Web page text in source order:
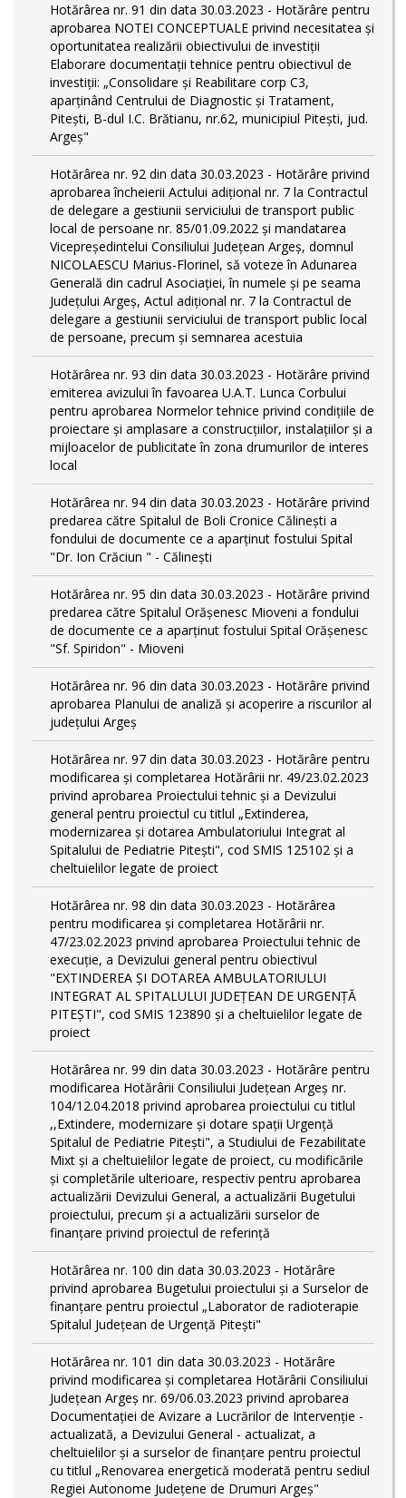
Hotărârea nr. 91 din data 30.03.2023 - Hotărâre pentru
aprobarea NOTEI CONCEPTUALE privind necesitatea și
oportunitatea realizării obiectivului de investiții
Elaborare documentații tehnice pentru obiectivul de
investiţii: „Consolidare și Reabilitare corp C3,
aparținând Centrului de Diagnostic și Tratament,
Pitești, B-dul I.C. Brătianu, nr.62, municipiul Pitești, jud.
Argeș"
Hotărârea nr. 92 din data 30.03.2023 - Hotărâre privind
aprobarea încheierii Actului adițional nr. 7 la Contractul
de delegare a gestiunii serviciului de transport public
local de persoane nr. 85/01.09.2022 și mandatarea
Vicepreședintelui Consiliului Județean Argeș, domnul
NICOLAESCU Marius-Florinel, să voteze în Adunarea
Generală din cadrul Asociației, în numele și pe seama
Județului Argeș, Actul adițional nr. 7 la Contractul de
delegare a gestiunii serviciului de transport public local
de persoane, precum și semnarea acestuia
Hotărârea nr. 93 din data 30.03.2023 - Hotărâre privind
emiterea avizului în favoarea U.A.T. Lunca Corbului
pentru aprobarea Normelor tehnice privind condiţiile de
proiectare şi amplasare a construcţiilor, instalaţiilor şi a
mijloacelor de publicitate în zona drumurilor de interes
local
Hotărârea nr. 94 din data 30.03.2023 - Hotărâre privind
predarea către Spitalul de Boli Cronice Călinești a
fondului de documente ce a aparținut fostului Spital
"Dr. Ion Crăciun " - Călinești
Hotărârea nr. 95 din data 30.03.2023 - Hotărâre privind
predarea către Spitalul Orășenesc Mioveni a fondului
de documente ce a aparținut fostului Spital Orășenesc
"Sf. Spiridon" - Mioveni
Hotărârea nr. 96 din data 30.03.2023 - Hotărâre privind
aprobarea Planului de analiză și acoperire a riscurilor al
județului Argeș
Hotărârea nr. 97 din data 30.03.2023 - Hotărâre pentru
modificarea și completarea Hotărârii nr. 49/23.02.2023
privind aprobarea Proiectului tehnic și a Devizului
general pentru proiectul cu titlul „Extinderea,
modernizarea și dotarea Ambulatoriului Integrat al
Spitalului de Pediatrie Pitești", cod SMIS 125102 și a
cheltuielilor legate de proiect
Hotărârea nr. 98 din data 30.03.2023 - Hotărârea
pentru modificarea și completarea Hotărârii nr.
47/23.02.2023 privind aprobarea Proiectului tehnic de
execuție, a Devizului general pentru obiectivul
"EXTINDEREA ȘI DOTAREA AMBULATORIULUI
INTEGRAT AL SPITALULUI JUDEȚEAN DE URGENȚĂ
PITEȘTI", cod SMIS 123890 și a cheltuielilor legate de
proiect
Hotărârea nr. 99 din data 30.03.2023 - Hotărâre pentru
modificarea Hotărârii Consiliului Județean Argeș nr.
104/12.04.2018 privind aprobarea proiectului cu titlul
,,Extindere, modernizare și dotare spații Urgență
Spitalul de Pediatrie Pitești", a Studiului de Fezabilitate
Mixt și a cheltuielilor legate de proiect, cu modificările
și completările ulterioare, respectiv pentru aprobarea
actualizării Devizului General, a actualizării Bugetului
proiectului, precum și a actualizării surselor de
finanțare privind proiectul de referință
Hotărârea nr. 100 din data 30.03.2023 - Hotărâre
privind aprobarea Bugetului proiectului și a Surselor de
finanțare pentru proiectul „Laborator de radioterapie
Spitalul Județean de Urgență Pitești"
Hotărârea nr. 101 din data 30.03.2023 - Hotărâre
privind modificarea și completarea Hotărârii Consiliului
Județean Argeș nr. 69/06.03.2023 privind aprobarea
Documentației de Avizare a Lucrărilor de Intervenție -
actualizată, a Devizului General - actualizat, a
cheltuielilor și a surselor de finanțare pentru proiectul
cu titlul „Renovarea energetică moderată pentru sediul
Regiei Autonome Județene de Drumuri Argeș"